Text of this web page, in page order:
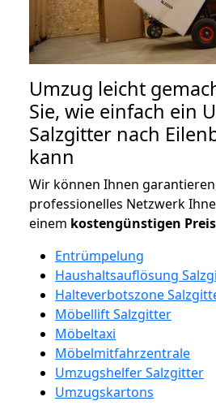
Umzug leicht
Sie, wie einfach ein
Salzgitter nach
kann
Wir können Ihnen
professionelles Netzwerk
einem kostengünstigen Preis
Entrümpelung
Haushaltsauflösung
Halteverbotszone
Möbellift Salzgitter
Möbeltaxi
Möbelmitfahrzentrale
Umzugshelfer Salzgitter
Umzugskartons